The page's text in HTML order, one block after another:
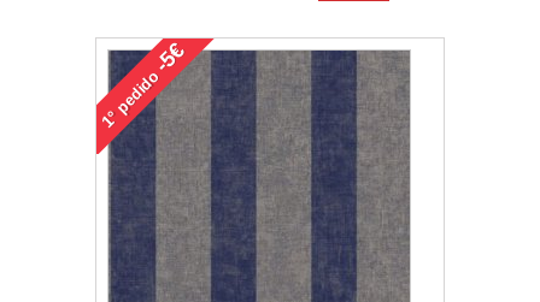
1°
pedido
-5€